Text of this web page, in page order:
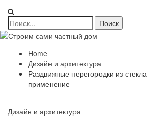
Home
Дизайн и архитектура
Раздвижные перегородки из
применение
Дизайн и архитектура